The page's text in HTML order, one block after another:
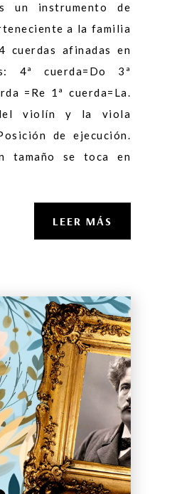
un instrumento de
a la familia
cuerdas afinadas en
4ª cuerda=Do 3ª
=Re 1ª cuerda=La.
violín y la viola
de ejecución.
tamaño se toca en
LEER MÁS